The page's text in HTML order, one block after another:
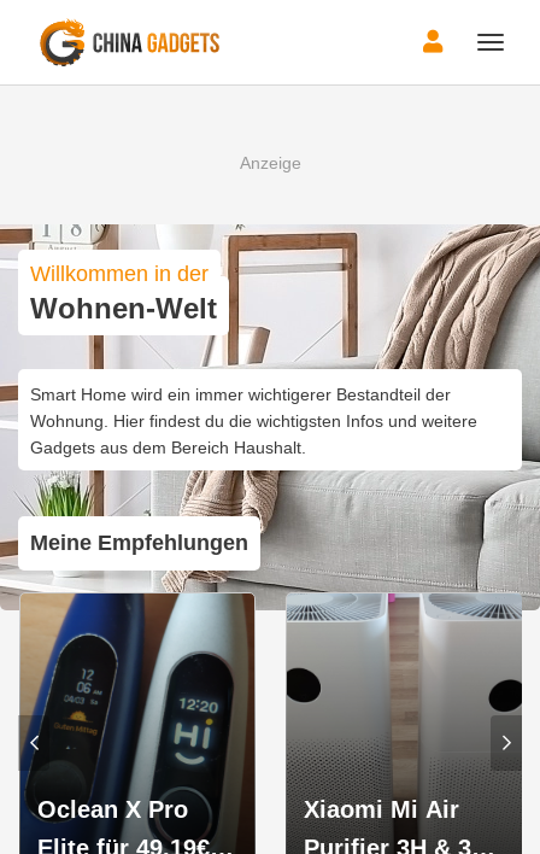
Toggle
Willkommen in der
Wohnen-Welt
Smart Home wird ein immer wichtigerer Bestandteil der
Wohnung. Hier findest du die wichtigsten Infos und weitere
Gadgets aus dem Bereich Haushalt.
Meine Empfehlungen
Oclean X Pro
Elite für 49,19€ |
Xiaomi Mi Air
Purifier 3H & 3C